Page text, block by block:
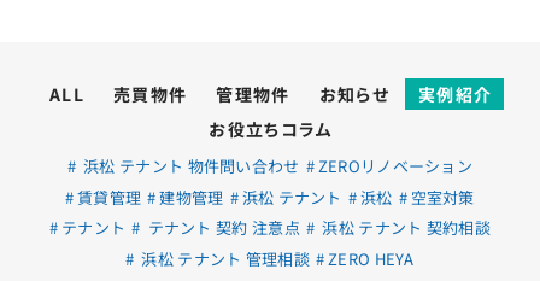
ALL 売買物件 管理物件 お知らせ
実例紹介
お役立ちコラム
浜松 テナント 物件問い合わせ
ZEROリノベーション
賃貸管理
建物管理 浜松 テナント 浜松
空室対策
テナント
テナント 契約 注意点
浜松 テナント 契約相談
浜松 テナント 管理相談
ZERO HEYA